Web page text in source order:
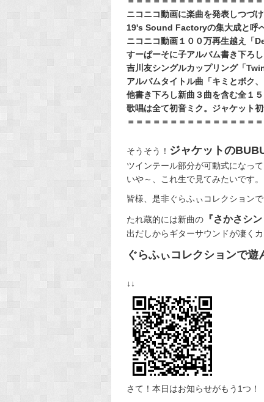
ニコニコ動画に楽曲を発表しつづ
19's Sound Factoryの集大成と呼
ニコニコ動画１００万再生越え「
すーぱーそに子アルバム書き下ろし
吉川友シングルカップリング「
アルバムタイトル曲「キミとボク、
他書き下ろし新曲３曲を含む全１
歌唱は全て初音ミク。ジャケット
＝＝＝＝＝＝＝＝＝＝＝＝＝＝＝
そうそう！ ジャケットの
ツインテール部分が可動式になって
いや～、これ生で見てみたいです。
皆様、是非ぐらふぃコレクション
たれ蔵的には新曲の 『さかさシ
出だしからギターサウンドが凄くカ
ぐらふぃコレクションで遊
↓↓
さて！本日はお知らせがもう1つ！